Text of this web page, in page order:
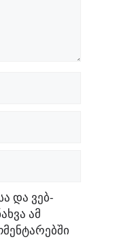
და ვებ-
ამ